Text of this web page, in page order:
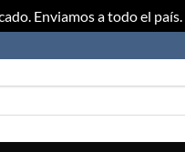
Enviamos a todo el país.